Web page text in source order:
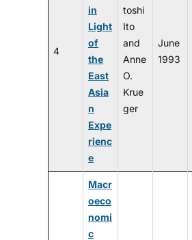
4
in
Light
of
the
East
Asia
n
Expe
rienc
e
toshi
Ito
and
Anne
O.
Krue
ger
June
1993
Macr
oeco
nomi
c